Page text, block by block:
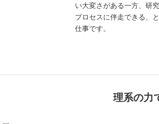
い大変さがある一方、研
プロセスに伴走できる、
仕事です。
理系の力